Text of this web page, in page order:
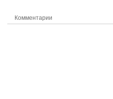
Комментарии